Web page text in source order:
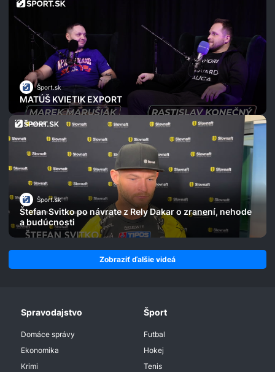
Šport.sk
MATÚŠ KVIETIK EXPORT
Šport.sk
Štefan Svitko po návrate z Rely Dakar o zranení, nehode
a budúcnosti
Zobraziť ďalšie videá
Spravodajstvo
Domáce správy
Ekonomika
Krimi
Šport
Futbal
Hokej
Tenis